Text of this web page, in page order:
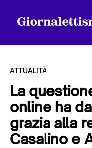
Tutti gli articoli
ATTUALITÀ
La
online ha
grazia alla
Casalino e